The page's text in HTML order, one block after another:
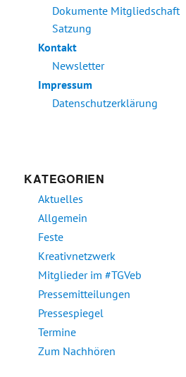
Dokumente Mitgliedschaft
Satzung
Kontakt
Newsletter
Impressum
Datenschutzerklärung
KATEGORIEN
Aktuelles
Allgemein
Feste
Kreativnetzwerk
Mitglieder im #TGVeb
Pressemitteilungen
Pressespiegel
Termine
Zum Nachhören